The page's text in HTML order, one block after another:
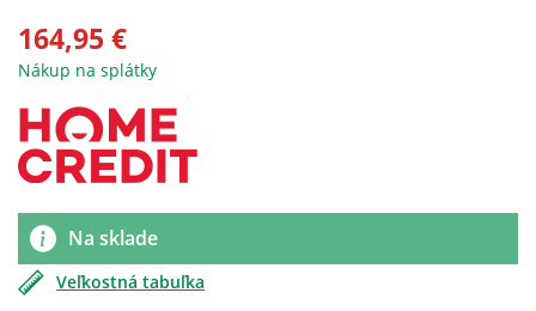
164,95 €
Nákup na splátky
Na sklade
Veľkostná tabuľka